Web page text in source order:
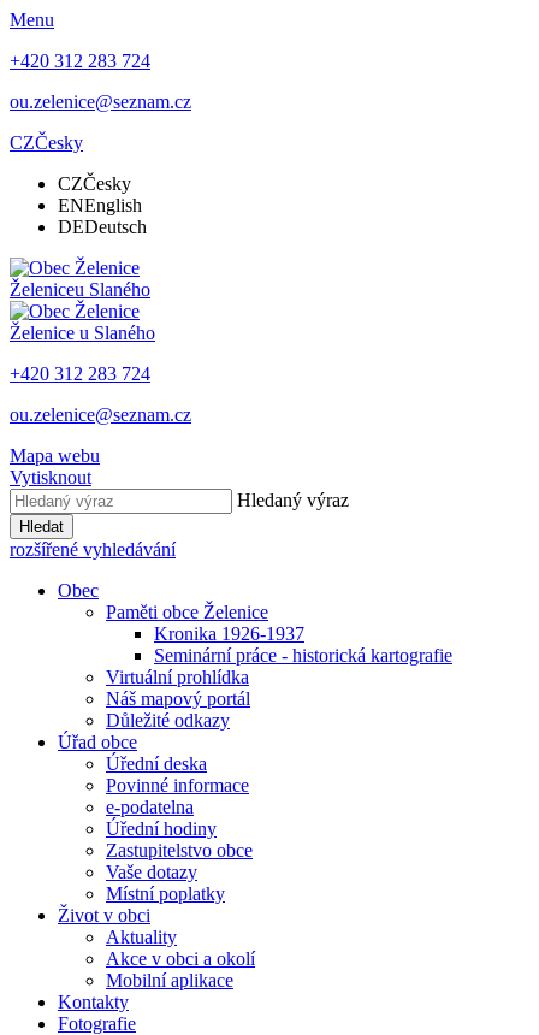
Menu
+420 312 283 724
ou.zelenice@seznam.cz
CZČesky
CZČesky
ENEnglish
DEDeutsch
Želeniceu Slaného
Želenice u Slaného
+420 312 283 724
ou.zelenice@seznam.cz
Mapa webu
Vytisknout
Hledaný výraz
Hledat
rozšířené vyhledávání
Obec
Paměti obce Želenice
Kronika 1926-1937
Seminární práce - historická kartografie
Virtuální prohlídka
Náš mapový portál
Důležité odkazy
Úřad obce
Úřední deska
Povinné informace
e-podatelna
Úřední hodiny
Zastupitelstvo obce
Vaše dotazy
Místní poplatky
Život v obci
Aktuality
Akce v obci a okolí
Mobilní aplikace
Kontakty
Fotografie